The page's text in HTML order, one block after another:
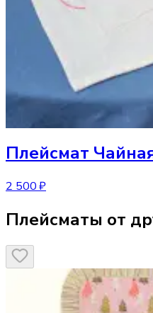
Плейсмат
2 500 ₽
Плейсматы от